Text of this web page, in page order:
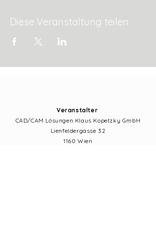
Diese Veranstaltung teilen
Veranstalter
CAD/CAM Lösungen Klaus Kopetzky GmbH
Lienfeldergasse 32
1160 Wien